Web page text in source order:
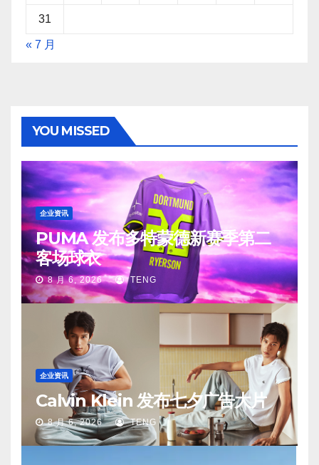
31
« 7 月
YOU MISSED
企业资讯
PUMA 发布多特蒙德新赛季第二
客场球衣
8 月 6, 2026 TENG
企业资讯
Calvin Klein 发布七夕广告大片
8 月 6, 2026 TENG